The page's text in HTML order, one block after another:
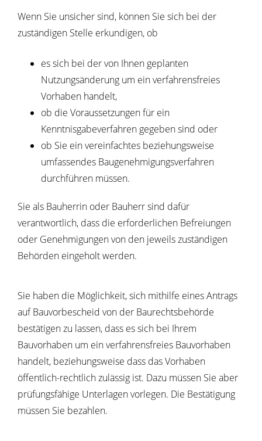
Wenn Sie unsicher sind, können Sie sich bei der
zuständigen Stelle erkundigen, ob
es sich bei der von Ihnen geplanten
Nutzungsänderung um ein verfahrensfreies
Vorhaben handelt,
ob die Voraussetzungen für ein
Kenntnisgabeverfahren gegeben sind oder
ob Sie ein vereinfachtes beziehungsweise
umfassendes Baugenehmigungsverfahren
durchführen müssen.
Sie als Bauherrin oder Bauherr sind dafür
verantwortlich, dass die erforderlichen Befreiungen
oder Genehmigungen von den jeweils zuständigen
Behörden eingeholt werden.
Sie haben die Möglichkeit, sich mithilfe eines Antrags
auf Bauvorbescheid von der Baurechtsbehörde
bestätigen zu lassen, dass es sich bei Ihrem
Bauvorhaben um ein verfahrensfreies Bauvorhaben
handelt, beziehungsweise dass das Vorhaben
öffentlich-rechtlich zulässig ist. Dazu müssen Sie aber
prüfungsfähige Unterlagen vorlegen. Die Bestätigung
müssen Sie bezahlen.